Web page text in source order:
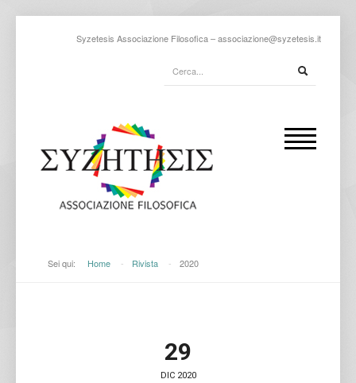
Syzetesis Associazione Filosofica –associazione@syzetesis.it
Sei qui: Home - Rivista - 2020
29
DIC 2020